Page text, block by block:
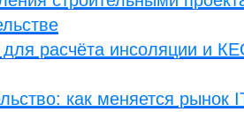
расчёта инсоляции и
как меняется рынок